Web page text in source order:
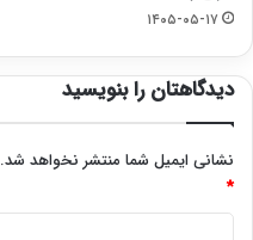
۱۴۰۵-۰۵-۱۷
دیدگاهتان را بنویسید
نشانی ایمیل شما منتشر نخواهد شد.
*